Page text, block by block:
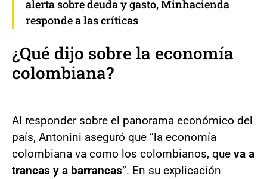
alerta sobre deuda y gasto, Minhacienda
responde a las críticas
¿Qué dijo sobre la economía
colombiana?
Al responder sobre el panorama económico del
país, Antonini aseguró que “la economía
colombiana va como los colombianos, que va a
trancas y a barrancas”. En su explicación